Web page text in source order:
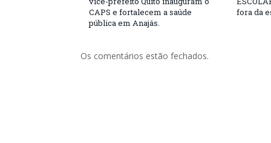
CAPS e fortalecem a saúde
pública em Anajás.
fora da
Os comentários estão fechados.